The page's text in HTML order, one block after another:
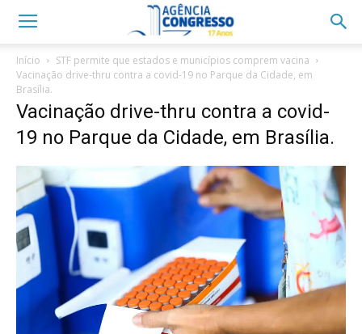
Início
STF permite que estados e municípios comprem vacina
Vacinação drive-thru contra a covid-19 no Parque da Cidade, em
Brasília.
Vacinação drive-thru contra a covid-
19 no Parque da Cidade, em Brasília.